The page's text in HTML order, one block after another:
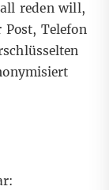
reden will,
Telefon